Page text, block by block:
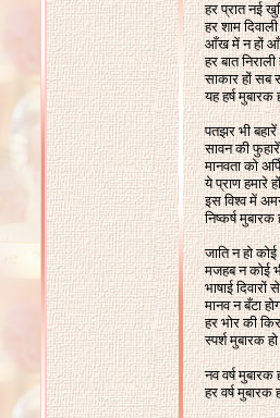
हर प्रात नई
हर शाम दिवाली
आँख में न हों
हर बात
साकार हों सब
यह हर्ष मुबारक
पतझर भी बहारें
सावन की
मानवता को
ये प्राण हमारे
इस विश्व में
निष्कर्ष मुबारक
जाति न हो कोई
मजहब न कोई
भाषाई दिवारों से
मानव न बँटा
हर भोर की
स्पर्श मुबारक
नव वर्ष मुबारक
हर वर्ष मुबारक